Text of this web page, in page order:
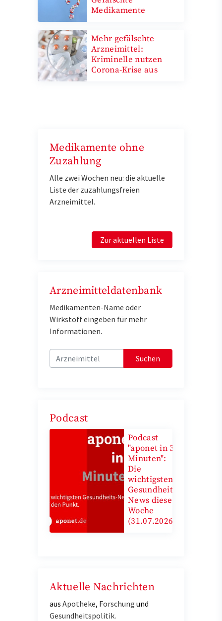
Medikamente
Mehr gefälschte
Arzneimittel:
Kriminelle nutzen
Corona-Krise aus
Medikamente ohne
Zuzahlung
Alle zwei Wochen neu: die aktuelle
Liste der zuzahlungsfreien
Arzneimittel.
Zur aktuellen Liste
Arzneimitteldatenbank
Medikamenten-Name oder
Wirkstoff eingeben für mehr
Informationen.
Suchen
Podcast
Podcast
"aponet in 3
Minuten":
Die
wichtigsten
Gesundheits-
News diese
Woche
(31.07.2026)
Aktuelle Nachrichten
aus Apotheke, Forschung und
Gesundheitspolitik.